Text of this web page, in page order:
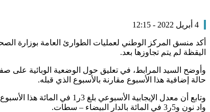
4 أبريل 2022 - 12:15
اليقظة لم يتم تجاوزها بعد.
حالة إضافية هذا الأسبوع مقارنة بالأسبوع الذي قبله.
واد نون و5ر3 في المائة بالدار البيضاء – سطات.